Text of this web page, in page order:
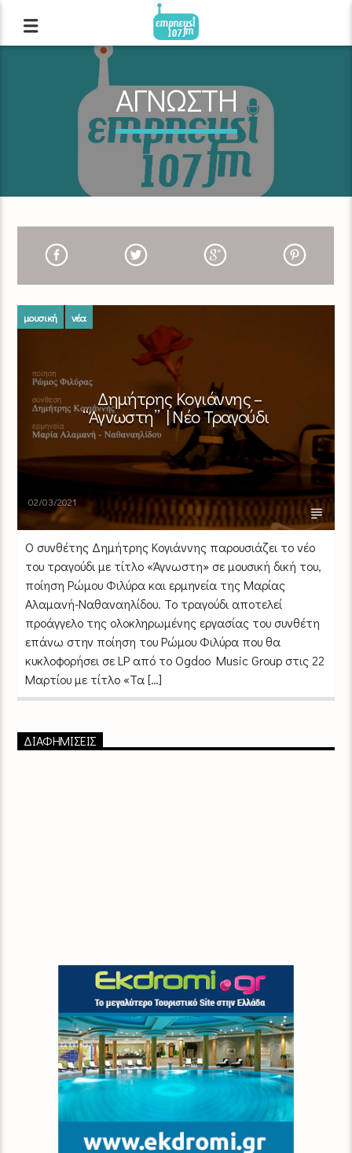
ΑΓΝΩΣΤΗ
μουσική νέα
Δημήτρης Κογιάννης –
“Άγνωστη” | Νέο Τραγούδι
02/03/2021
O συνθέτης Δημήτρης Κογιάννης παρουσιάζει το νέο
του τραγούδι με τίτλο «Άγνωστη» σε μουσική δική του,
ποίηση Ρώμου Φιλύρα και ερμηνεία της Μαρίας
Αλαμανή-Ναθαναηλίδου. Το τραγούδι αποτελεί
προάγγελο της ολοκληρωμένης εργασίας του συνθέτη
επάνω στην ποίηση του Ρώμου Φιλύρα που θα
κυκλοφορήσει σε LP από το Ogdoo Music Group στις 22
Μαρτίου με τίτλο «Τα […]
ΔΙΑΦΗΜΙΣΕΙΣ